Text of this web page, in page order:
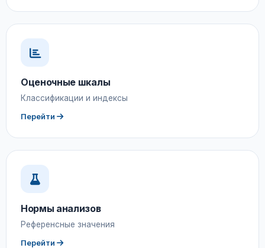
Оценочные шкалы
Классификации и индексы
Перейти
Нормы анализов
Референсные значения
Перейти